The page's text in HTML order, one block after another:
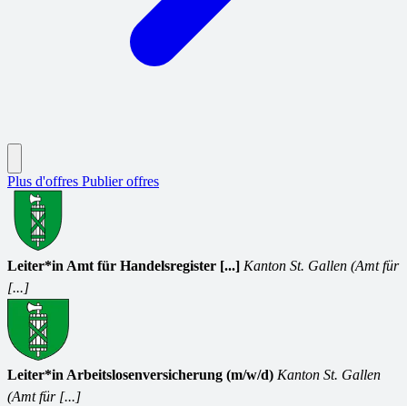
Plus d'offres Publier offres
Leiter*in Amt für Handelsregister [...] Kanton St. Gallen (Amt für
[...]
Leiter*in Arbeitslosenversicherung (m/w/d) Kanton St. Gallen
(Amt für [...]